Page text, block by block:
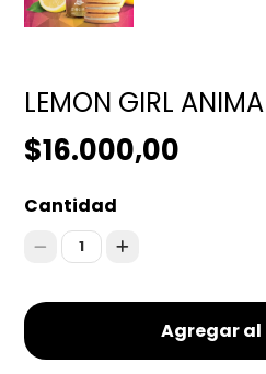
LEMON GIRL
$16.000,00
Cantidad
1
Agregar